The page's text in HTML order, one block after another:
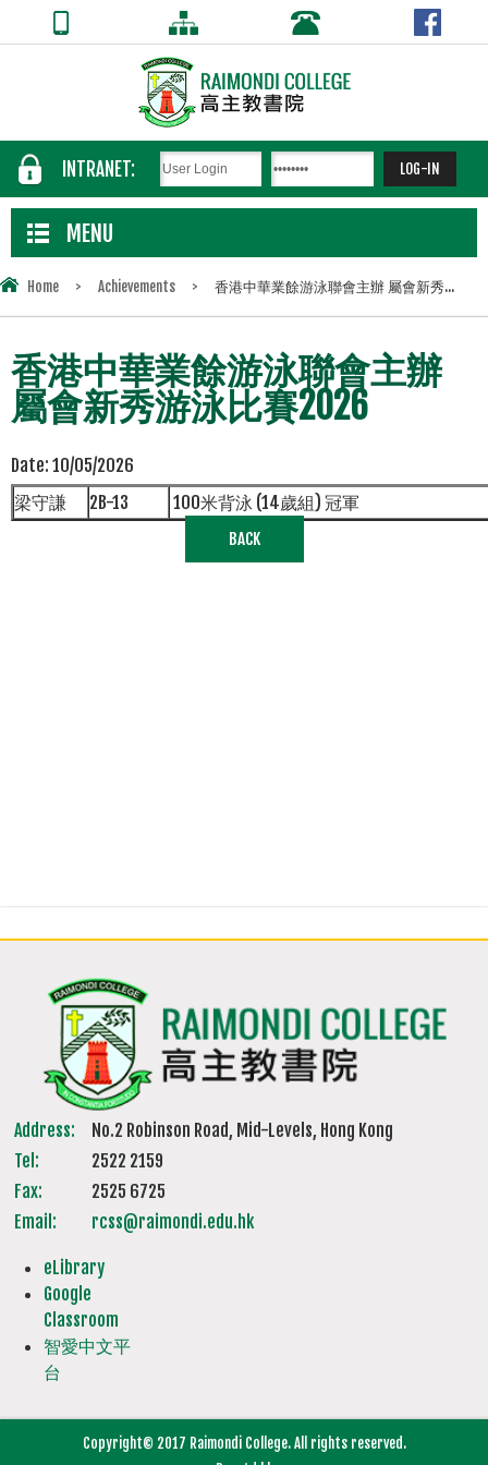
INTRANET:
MENU
Home > Achievements > 香港中華業餘游泳聯會主辦 屬會新秀...
香港中華業餘游泳聯會主辦
屬會新秀游泳比賽2026
Date: 10/05/2026
梁守謙
2B-13 100米背泳 (14歲組) 冠軍
BACK
Address:
No.2 Robinson Road, Mid-Levels, Hong Kong
Tel:
2522 2159
Fax:
2525 6725
Email:
rcss@raimondi.edu.hk
eLibrary
Google
Classroom
智愛中文平
台
Copyright© 2017 Raimondi College. All rights reserved.